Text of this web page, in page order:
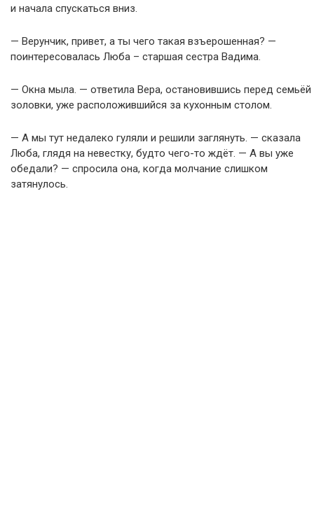
и начала спускаться вниз.
— Верунчик, привет, а ты чего такая взъерошенная? —
поинтересовалась Люба – старшая сестра Вадима.
— Окна мыла. — ответила Вера, остановившись перед семьёй
золовки, уже расположившийся за кухонным столом.
— А мы тут недалеко гуляли и решили заглянуть. — сказала
Люба, глядя на невестку, будто чего-то ждёт. — А вы уже
обедали? — спросила она, когда молчание слишком
затянулось.